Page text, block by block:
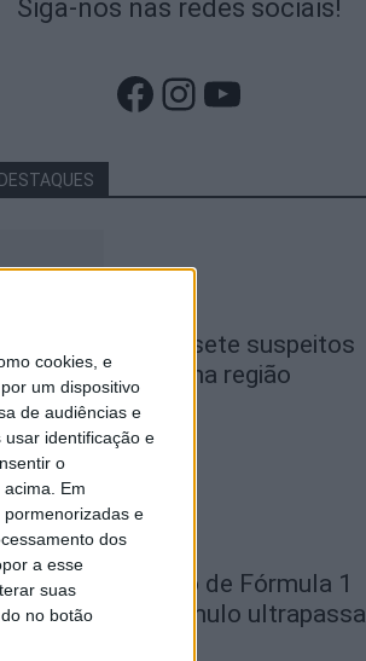
cookies, e
um dispositivo
de audiências e
identificação e
o
Em
e
dos
a esse
suas
no botão
Siga-nos nas redes sociais!
Facebook
Instagram
YouTube
GNR detém sete suspeitos
furto de cobre na região
Agosto, 2026
Exposição de Fórmula 1
Museu do Caramulo ultrapassa